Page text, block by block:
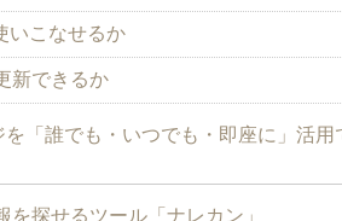
いこなせるか
新できるか
を「誰でも・いつでも・即座に」活用
を探せるツール「ナレカン」